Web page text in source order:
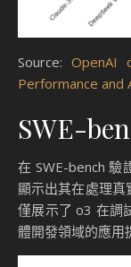
Source: OpenAI
Performance and
SWE-
在 SWE-bench 驗
顯示出其在處理真
僅展示了 o3 在調
體開發領域的應用